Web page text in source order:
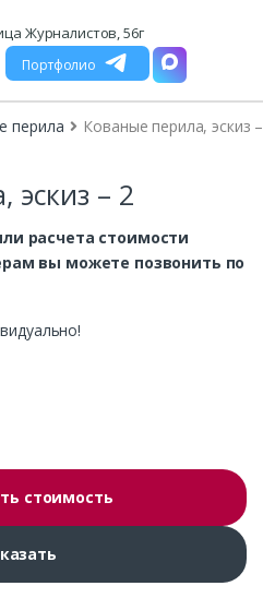
Журналистов, 56г
Портфолио
перила Кованые перила, эскиз
эскиз – 2
расчета стоимости
вы можете позвонить по
стоимость